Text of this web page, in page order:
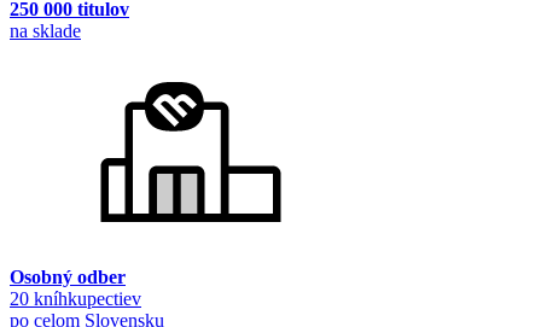
250 000 titulov
na sklade
Osobný odber
20 kníhkupectiev
po celom Slovensku